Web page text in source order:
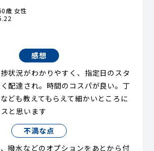
歳 女性
感想
状況がわかりやすく、指定日のスタ
配達され。時間のコスパが良い。丁
ども教えてもらえて細かいところに
と思います
不満な点
撥水などのオプションをあとから付